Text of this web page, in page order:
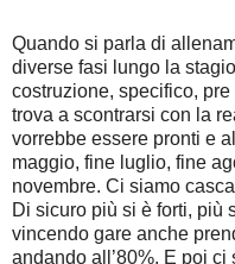
Quando si parla di
diverse fasi lungo la
costruzione, specifico,
trova a scontrarsi con la
vorrebbe essere pronti e
maggio, fine luglio, fine
novembre. Ci siamo
Di sicuro più si è forti, più
vincendo gare anche
andando all’80%. E poi